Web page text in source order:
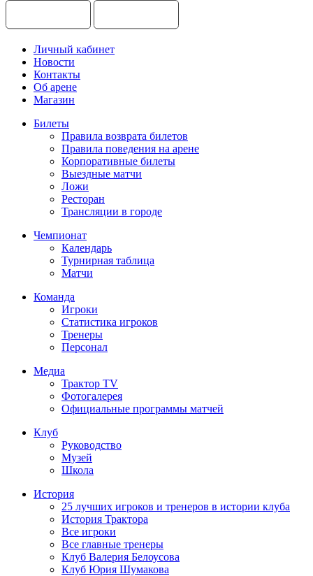
Личный кабинет
Новости
Контакты
Об арене
Магазин
Билеты
Правила возврата билетов
Правила поведения на арене
Корпоративные билеты
Выездные матчи
Ложи
Ресторан
Трансляции в городе
Чемпионат
Календарь
Турнирная таблица
Матчи
Команда
Игроки
Статистика игроков
Тренеры
Персонал
Медиа
Трактор TV
Фотогалерея
Официальные программы матчей
Клуб
Руководство
Музей
Школа
История
25 лучших игроков и тренеров в истории клуба
История Трактора
Все игроки
Все главные тренеры
Клуб Валерия Белоусова
Клуб Юрия Шумакова